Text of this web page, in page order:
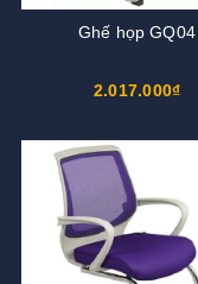
Ghế họp GQ04
2.017.000₫